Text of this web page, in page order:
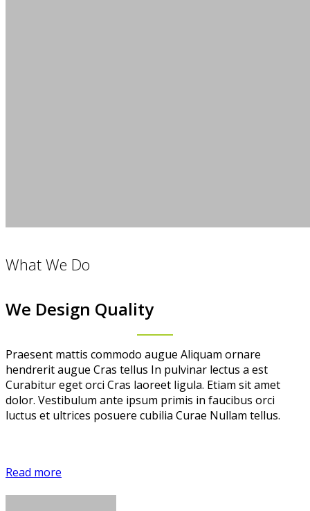
What We Do
We Design Quality
Praesent mattis commodo augue Aliquam ornare
hendrerit augue Cras tellus In pulvinar lectus a est
Curabitur eget orci Cras laoreet ligula. Etiam sit amet
dolor. Vestibulum ante ipsum primis in faucibus orci
luctus et ultrices posuere cubilia Curae Nullam tellus.
Read more